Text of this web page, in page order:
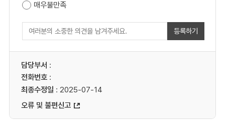
매우불만족
등록하기
담당부서 :
전화번호:
최종수정일 : 2025-07-14
오류 및 불편신고